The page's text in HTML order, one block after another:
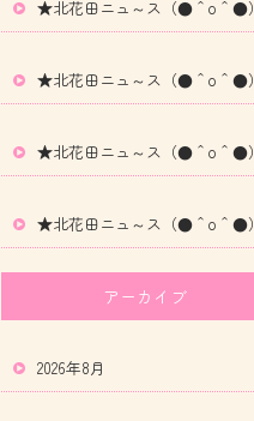
★北花田ニュ～ス（●＾o＾●）
★北花田ニュ～ス（●＾o＾●）
★北花田ニュ～ス（●＾o＾●）
★北花田ニュ～ス（●＾o＾●）
アーカイブ
2026年8月